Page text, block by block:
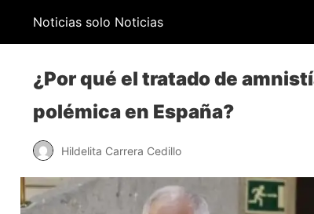
Noticias solo Noticias
¿Por qué el tratado de
polémica en España?
Hildelita Carrera Cedillo